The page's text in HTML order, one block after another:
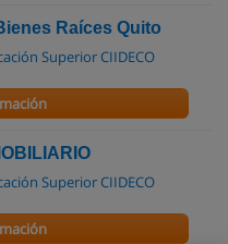
Raíces Quito
Superior CIIDECO
Superior CIIDECO